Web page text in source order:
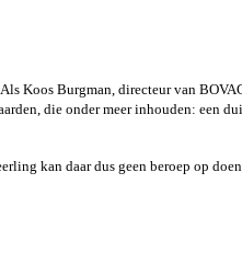
Koos Burgman, directeur van
die onder meer inhouden: een
kan daar dus geen beroep op